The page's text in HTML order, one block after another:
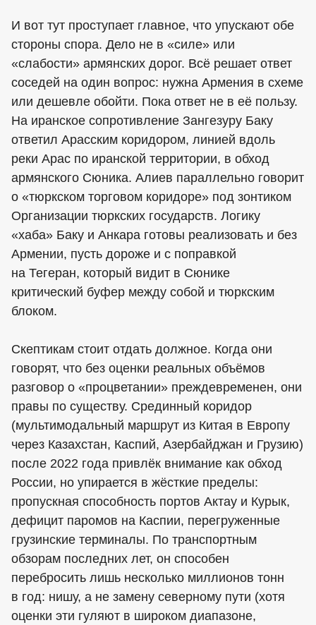
И вот тут проступает главное, что упускают обе
стороны спора. Дело не в «силе» или
«слабости» армянских дорог. Всё решает ответ
соседей на один вопрос: нужна Армения в схеме
или дешевле обойти. Пока ответ не в её пользу.
На иранское сопротивление Зангезуру Баку
ответил Арасским коридором, линией вдоль
реки Арас по иранской территории, в обход
армянского Сюника. Алиев параллельно говорит
о «тюркском торговом коридоре» под зонтиком
Организации тюркских государств. Логику
«хаба» Баку и Анкара готовы реализовать и без
Армении, пусть дороже и с поправкой
на Тегеран, который видит в Сюнике
критический буфер между собой и тюркским
блоком.
Скептикам стоит отдать должное. Когда они
говорят, что без оценки реальных объёмов
разговор о «процветании» преждевременен, они
правы по существу. Срединный коридор
(мультимодальный маршрут из Китая в Европу
через Казахстан, Каспий, Азербайджан и Грузию)
после 2022 года привлёк внимание как обход
России, но упирается в жёсткие пределы:
пропускная способность портов Актау и Курык,
дефицит паромов на Каспии, перегруженные
грузинские терминалы. По транспортным
обзорам последних лет, он способен
перебросить лишь несколько миллионов тонн
в год: нишу, а не замену северному пути (хотя
оценки эти гуляют в широком диапазоне,